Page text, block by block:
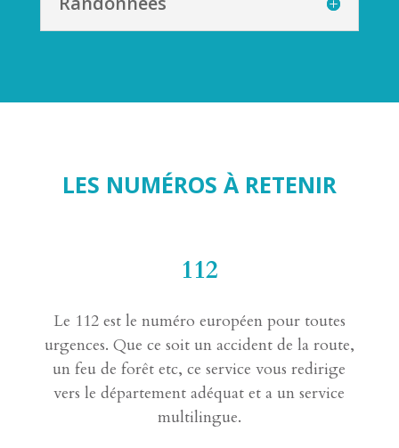
LES NUMÉROS À RETENIR
112
Le 112 est le numéro européen pour toutes
urgences. Que ce soit un accident de la route,
un feu de forêt etc, ce service vous redirige
vers le département adéquat et a un service
multilingue.